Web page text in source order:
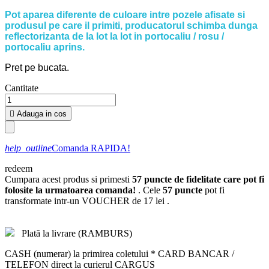
Pot aparea diferente de culoare intre pozele afisate si
produsul pe care il primiti, producatorul schimba dunga
reflectorizanta de la lot la lot in portocaliu / rosu /
portocaliu aprins.
Pret pe bucata.
Cantitate
 Adauga in cos
help_outlineComanda RAPIDA!
redeem
Cumpara acest produs si primesti 57 puncte de fidelitate care pot fi
folosite la urmatoarea comanda! . Cele 57 puncte pot fi
transformate intr-un VOUCHER de 17 lei .
Plată la livrare (RAMBURS)
CASH (numerar) la primirea coletului * CARD BANCAR /
TELEFON direct la curierul CARGUS